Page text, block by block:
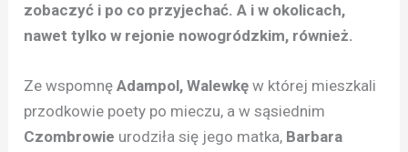
zobaczyć i po co przyjechać. A i w okolicach,
nawet tylko w rejonie nowogródzkim, również.
Ze wspomnęAdampol, Walewkę w której mieszkali
przodkowie poety po mieczu, a w sąsiednim
Czombrowie urodziła się jego matka, Barbara